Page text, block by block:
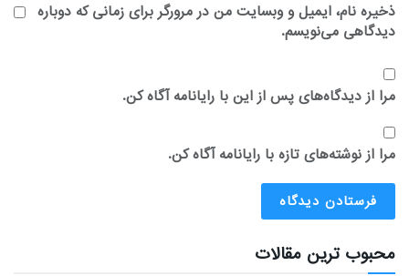
ذخیره نام، ایمیل و وبسایت من در مرورگر برای زمانی که دوباره
دیدگاهی می‌نویسم.
مرا از دیدگاه‌های پس از این با رایانامه آگاه کن.
مرا از نوشته‌های تازه با رایانامه آگاه کن.
محبوب ترین مقالات